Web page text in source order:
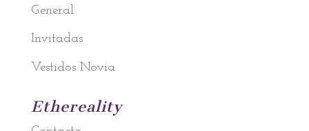
General
Invitadas
Vestidos Novia
Ethereality